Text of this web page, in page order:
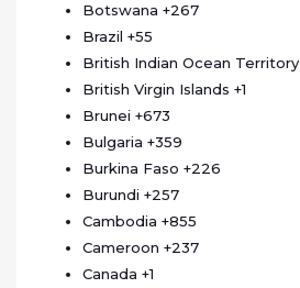
Botswana +267
Brazil +55
British Indian Ocean Territory
British Virgin Islands +1
Brunei +673
Bulgaria +359
Burkina Faso +226
Burundi +257
Cambodia +855
Cameroon +237
Canada +1